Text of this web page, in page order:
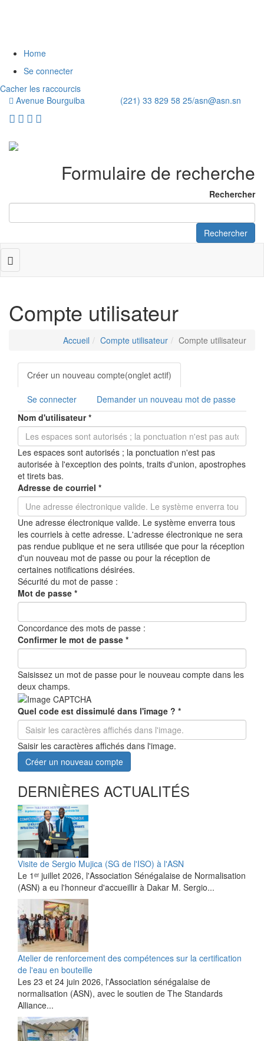
Home
Se connecter
Cacher les raccourcis
Avenue Bourguiba (221) 33 829 58 25/asn@asn.sn
Formulaire de recherche
Rechercher
Rechercher
Toggle
navigation
Compte utilisateur
Accueil Compte utilisateur Compte utilisateur
Onglets
principaux
Créer un nouveau compte(onglet actif)
Se connecter
Demander un nouveau mot de passe
Nom d'utilisateur*
Les espaces sont autorisés ; la ponctuation n'est pas
autorisée à l'exception des points, traits d'union, apostrophes
et tirets bas.
Adresse de courriel *
Une adresse électronique valide. Le système enverra tous
les courriels à cette adresse. L'adresse électronique ne sera
pas rendue publique et ne sera utilisée que pour la réception
d'un nouveau mot de passe ou pour la réception de
certaines notifications désirées.
Sécurité du mot de passe :
Mot de passe *
Concordance des mots de passe :
Confirmer le mot de passe *
Saisissez un mot de passe pour le nouveau compte dans les
deux champs.
Quel code est dissimulé dans l'image ? *
Saisir les caractères affichés dans l'image.
Créer un nouveau compte
DERNIÈRES ACTUALITÉS
Visite de Sergio Mujica (SG de l'ISO) à l'ASN
Le 1ᵉʳ juillet 2026, l'Association Sénégalaise de Normalisation
(ASN) a eu l'honneur d'accueillir à Dakar M. Sergio...
Atelier de renforcement des compétences sur la certification
de l'eau en bouteille
Les 23 et 24 juin 2026, l'Association sénégalaise de
normalisation (ASN), avec le soutien de The Standards
Alliance...